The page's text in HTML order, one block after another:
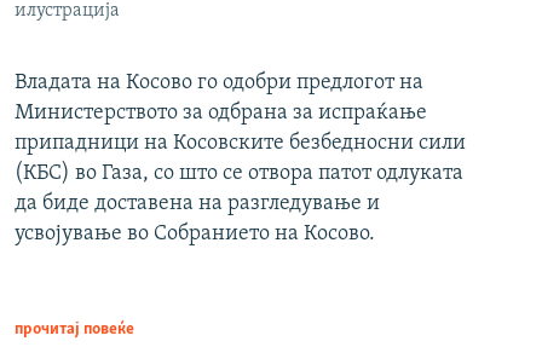
илустрација
Владата на Косово го одобри предлогот на
Министерството за одбрана за испраќање
припадници на Косовските безбедносни сили
(КБС) во Газа, со што се отвора патот одлуката
да биде доставена на разгледување и
усвојување во Собранието на Косово.
прочитај повеќе